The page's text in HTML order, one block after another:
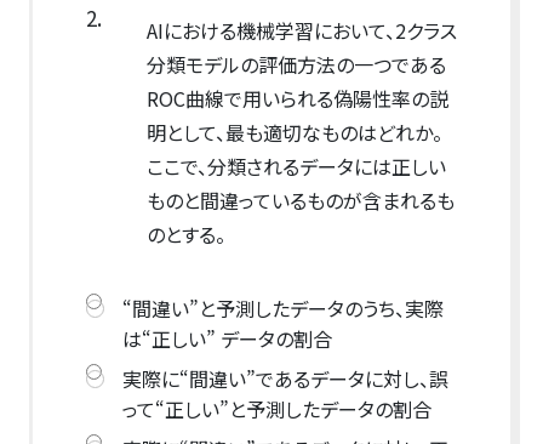
2.
AIにおける機械学習において、2クラス
分類モデルの評価方法の一つである
ROC曲線で用いられる偽陽性率の説
明として、最も適切なものはどれか。
ここで、分類されるデータには正しい
ものと間違っているものが含まれるも
のとする。
“間違い”と予測したデータのうち、実際
は“正しい” データの割合
実際に“間違い”であるデータに対し、誤
って“正しい”と予測したデータの割合